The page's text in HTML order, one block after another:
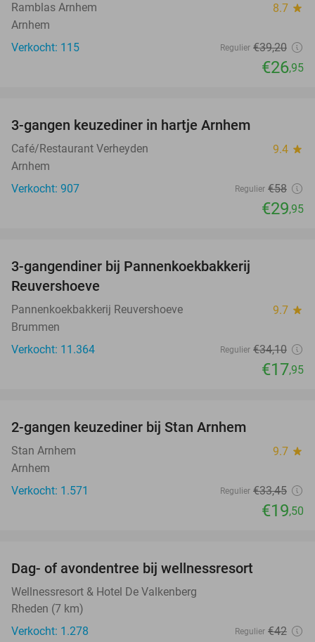
Ramblas Arnhem 8.7 star
Arnhem
Verkocht: 115
Regulier €39,20
€26,95
3-gangen keuzediner in hartje Arnhem
Café/Restaurant Verheyden 9.4 star
Arnhem
Verkocht: 907
Regulier €58
€29,95
3-gangendiner bij Pannenkoekbakkerij
Reuvershoeve
Pannenkoekbakkerij Reuvershoeve 9.7 star
Brummen
Verkocht: 11.364
Regulier €34,10
€17,95
2-gangen keuzediner bij Stan Arnhem
Stan Arnhem 9.7 star
Arnhem
Verkocht: 1.571
Regulier €33,45
€19,50
Dag- of avondentree bij wellnessresort
Wellnessresort & Hotel De Valkenberg
Rheden (7 km)
Verkocht: 1.278
Regulier €42